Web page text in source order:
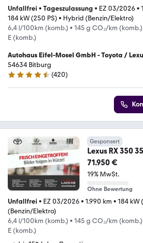
Unfallfrei • Tageszulassung • EZ 03/2026•
184 kW (250 PS) • Hybrid (Benzin/Elektro)
6,4 l/100km (komb.) • 145 g CO₂/km (komb.)
E (komb.)
Autohaus Eifel-Mosel GmbH - Toyota /
Vertragshändler
54634 Bitburg
4.4 Sterne
(420)
Gesponsert
Lexus RX 350
Line
71.950 €
19% MwSt.
Ohne Bewertung
Unfallfrei • EZ 03/2026• 1.990 km • 184 kW
(Benzin/Elektro)
6,4 l/100km (komb.) • 145 g CO₂/km (komb.)
E (komb.)